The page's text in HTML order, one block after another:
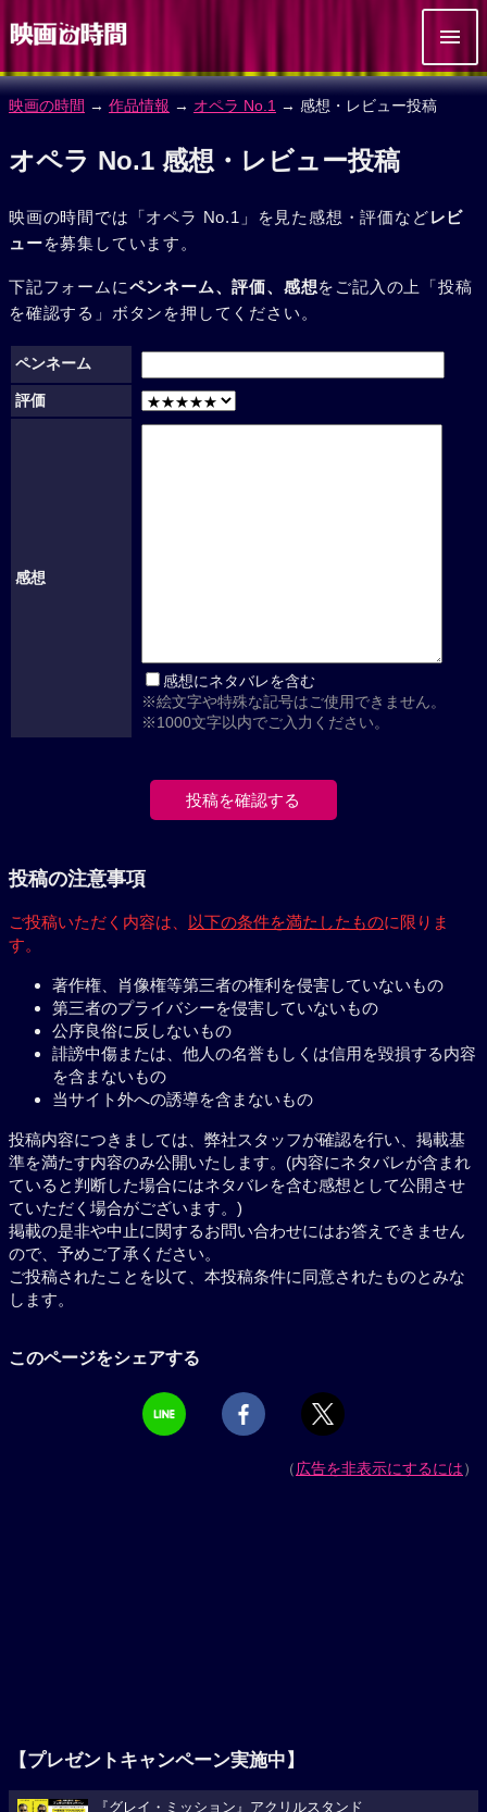
映画の時間 → 作品情報 → オペラ No.1 → 感想・レビュー投稿
オペラ No.1 感想・レビュー投稿
映画の時間では「オペラ No.1」を見た感想・評価などレビ
ューを募集しています。
下記フォームにペンネーム、評価、感想をご記入の上「投稿
を確認する」ボタンを押してください。
ペンネーム
評価
感想
感想にネタバレを含む
※絵文字や特殊な記号はご使用できません。
※1000文字以内でご入力ください。
投稿の注意事項
ご投稿いただく内容は、 以下の条件を満たしたものに限りま
す。
著作権、肖像権等第三者の権利を侵害していないもの
第三者のプライバシーを侵害していないもの
公序良俗に反しないもの
誹謗中傷または、他人の名誉もしくは信用を毀損する内容
を含まないもの
当サイト外への誘導を含まないもの
投稿内容につきましては、弊社スタッフが確認を行い、掲載基
準を満たす内容のみ公開いたします。(内容にネタバレが含まれ
ていると判断した場合にはネタバレを含む感想として公開させ
ていただく場合がございます。)
掲載の是非や中止に関するお問い合わせにはお答えできません
ので、予めご了承ください。
ご投稿されたことを以て、本投稿条件に同意されたものとみな
します。
このページをシェアする
（広告を非表示にするには）
【プレゼントキャンペーン実施中】
『グレイ・ミッション』アクリルスタンド